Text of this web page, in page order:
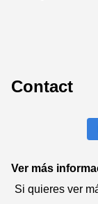
Contact
Ver más
Si quieres ver